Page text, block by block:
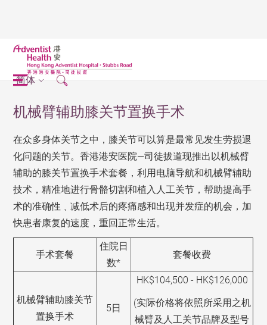
简体
机械臂辅助膝关节置换手术
在众多身体关节之中，膝关节可以算是最常见发生劳损退
化问题的关节。香港港安医院—司徒拔道现推出以机械臂
辅助的膝关节置换手术套餐，利用电脑导航和机械臂辅助
技术，精准地进行骨骼切割和植入人工关节，帮助提高手
术的准确性﹑减低术后的疼痛感和出现并发症的机会，加
快患者康复的速度，重回正常生活。
手术套餐
住院日
数*
套餐收费
机械臂辅助膝关节
置换手术
5日
HK$104,500 - HK$126,000
(实际价格将依照所采用之机
械臂及人工关节品牌及型号